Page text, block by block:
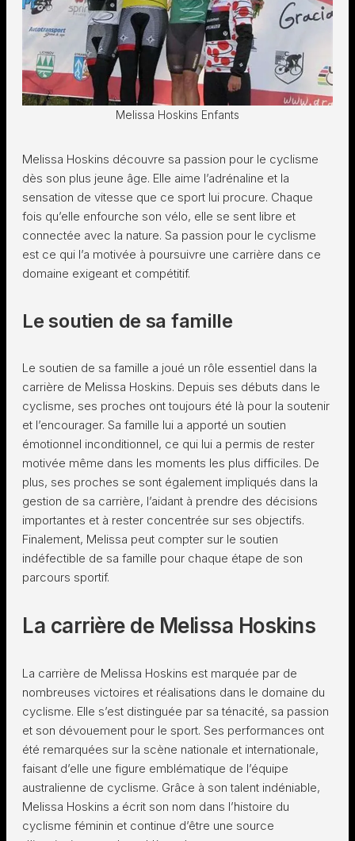
Melissa Hoskins Enfants
Melissa Hoskins découvre sa passion pour le cyclisme
dès son plus jeune âge. Elle aime l’adrénaline et la
sensation de vitesse que ce sport lui procure. Chaque
fois qu’elle enfourche son vélo, elle se sent libre et
connectée avec la nature. Sa passion pour le cyclisme
est ce qui l’a motivée à poursuivre une carrière dans ce
domaine exigeant et compétitif.
Le soutien de sa famille
Le soutien de sa famille a joué un rôle essentiel dans la
carrière de Melissa Hoskins. Depuis ses débuts dans le
cyclisme, ses proches ont toujours été là pour la soutenir
et l’encourager. Sa famille lui a apporté un soutien
émotionnel inconditionnel, ce qui lui a permis de rester
motivée même dans les moments les plus difficiles. De
plus, ses proches se sont également impliqués dans la
gestion de sa carrière, l’aidant à prendre des décisions
importantes et à rester concentrée sur ses objectifs.
Finalement, Melissa peut compter sur le soutien
indéfectible de sa famille pour chaque étape de son
parcours sportif.
La carrière de Melissa Hoskins
La carrière de Melissa Hoskins est marquée par de
nombreuses victoires et réalisations dans le domaine du
cyclisme. Elle s’est distinguée par sa ténacité, sa passion
et son dévouement pour le sport. Ses performances ont
été remarquées sur la scène nationale et internationale,
faisant d’elle une figure emblématique de l’équipe
australienne de cyclisme. Grâce à son talent indéniable,
Melissa Hoskins a écrit son nom dans l’histoire du
cyclisme féminin et continue d’être une source